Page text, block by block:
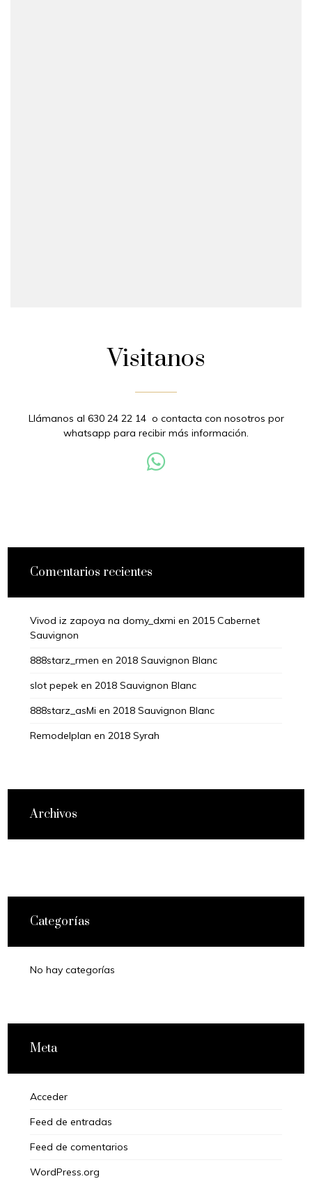
Visitanos
Llámanos al 630 24 22 14 o contacta con nosotros por
whatsapp para recibir más información.
Comentarios recientes
Vivod iz zapoya na domy_dxmi en 2015 Cabernet
Sauvignon
888starz_rmen en 2018 Sauvignon Blanc
slot pepek en 2018 Sauvignon Blanc
888starz_asMi en 2018 Sauvignon Blanc
Remodelplan en 2018 Syrah
Archivos
Categorías
No hay categorías
Meta
Acceder
Feed de entradas
Feed de comentarios
WordPress.org